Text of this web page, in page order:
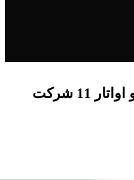
مشخصات کامل خودرو اواتار 11 شرکت